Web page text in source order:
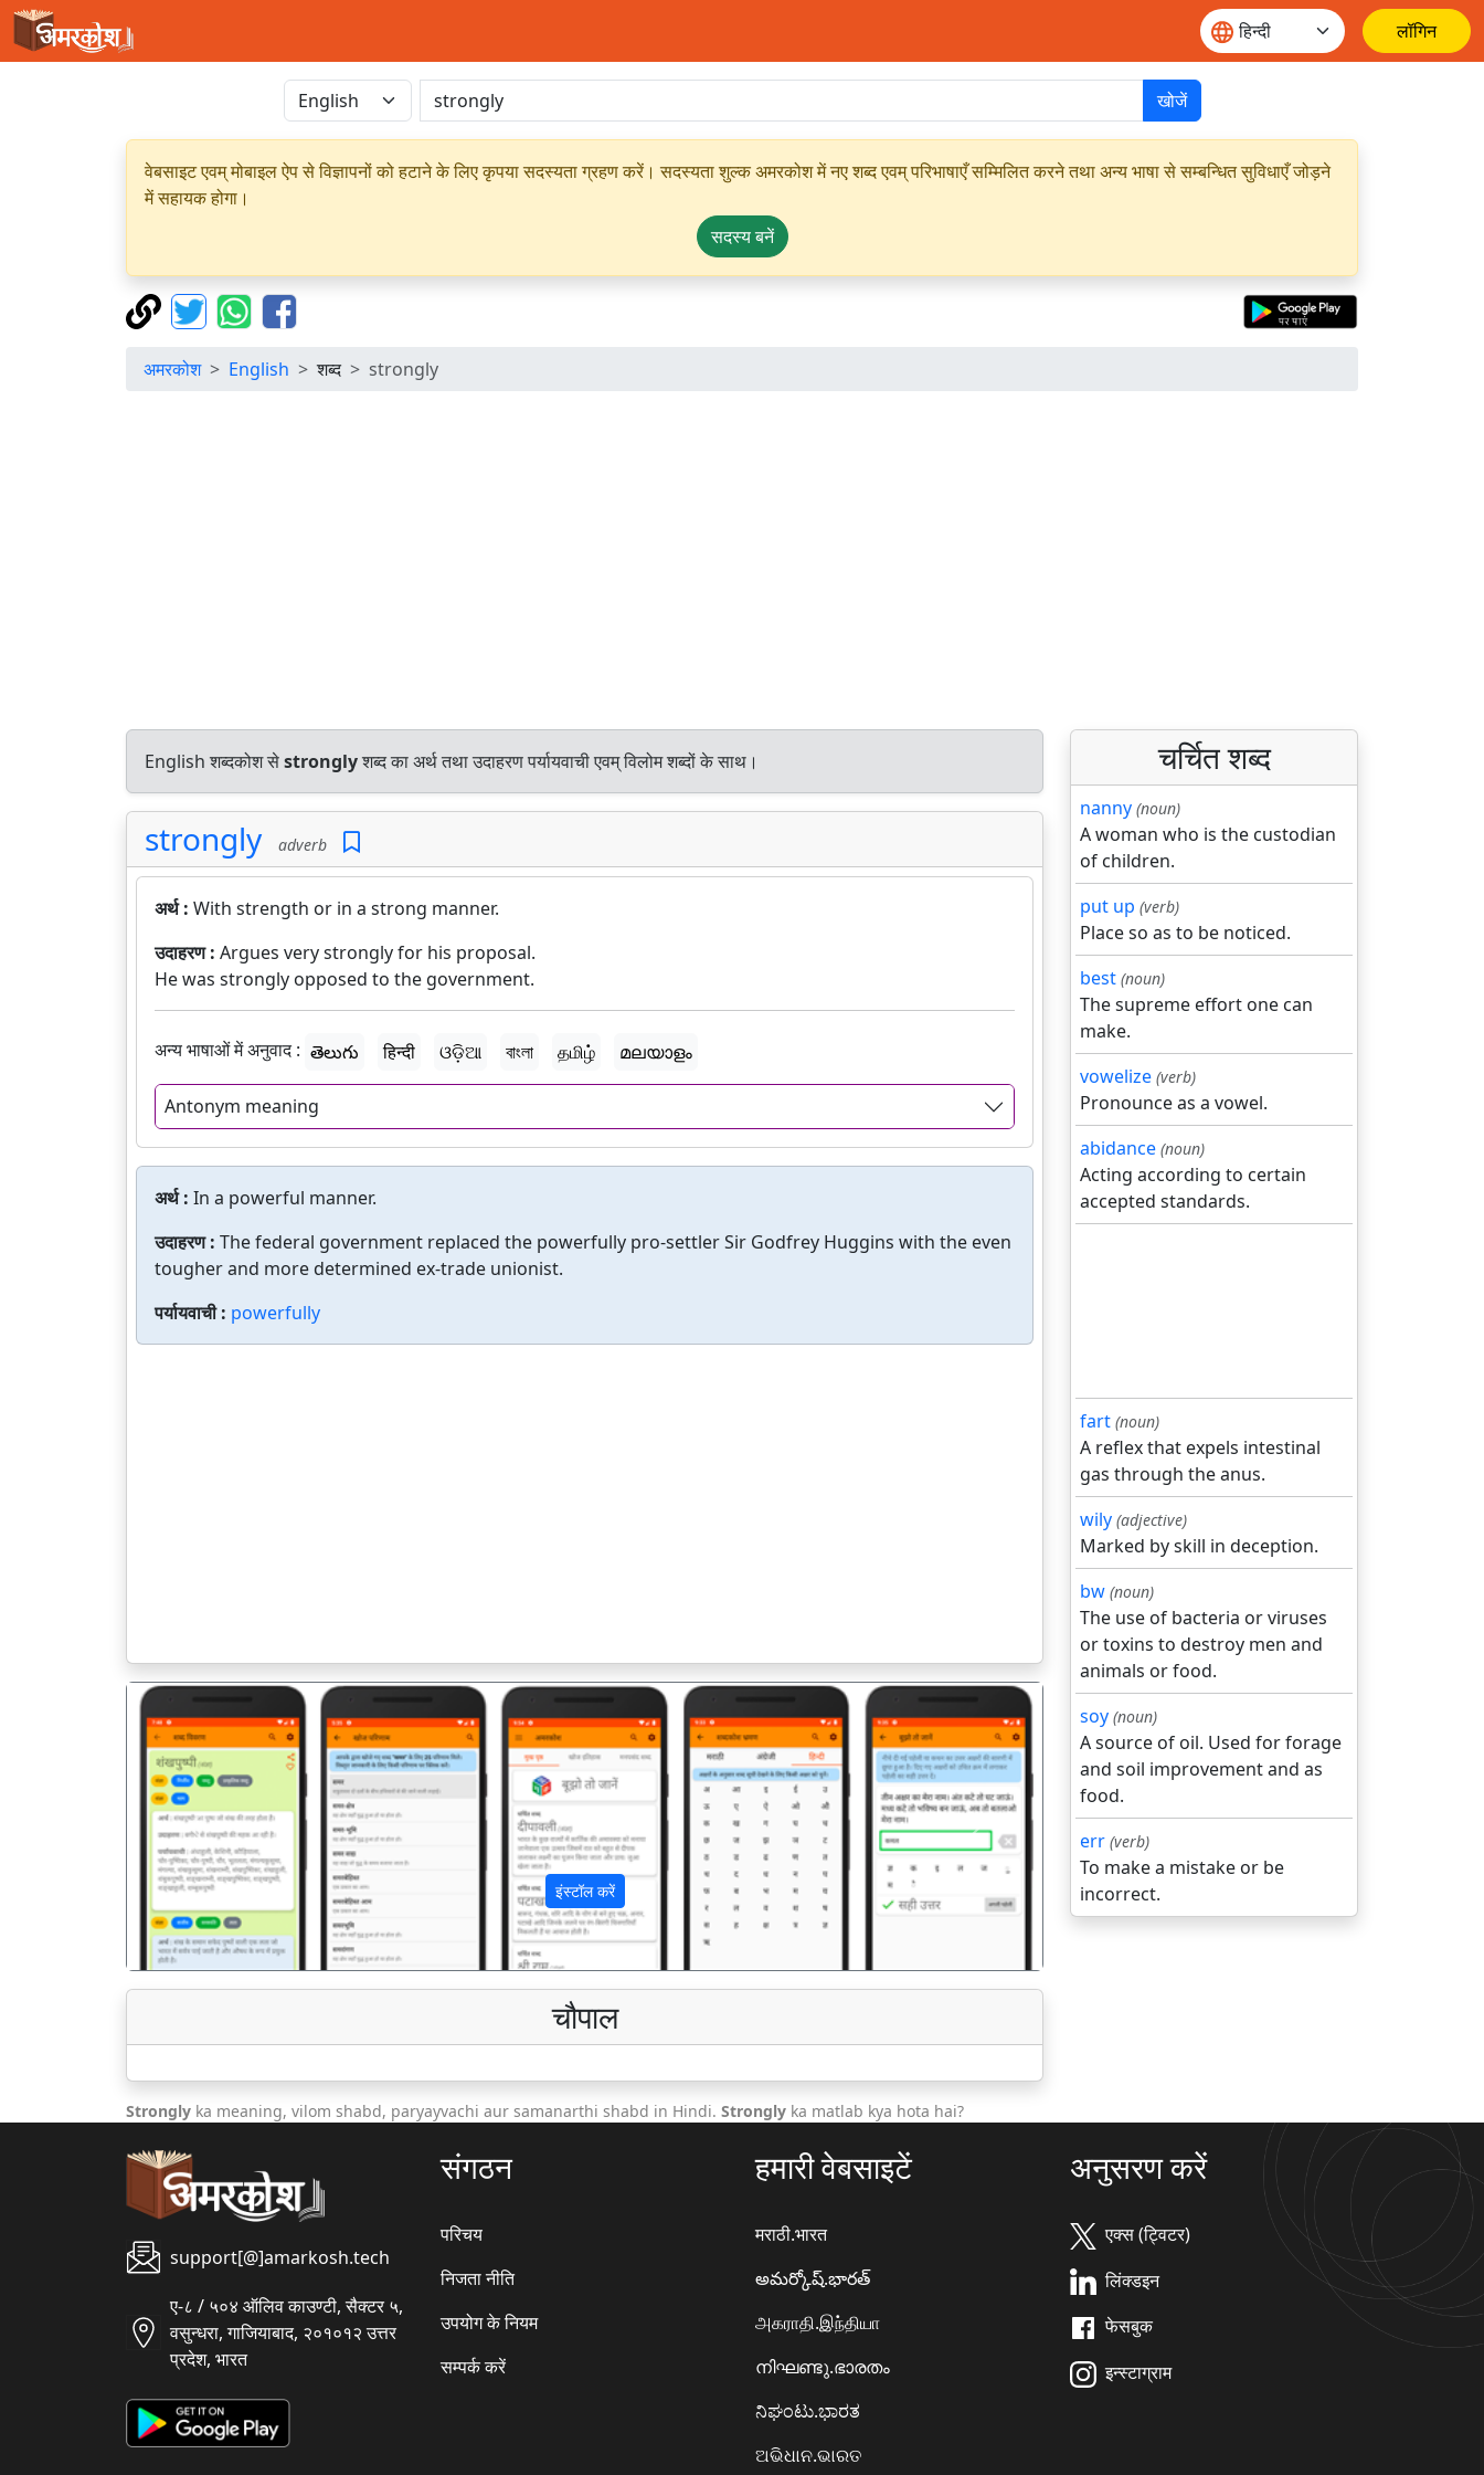
लॉगिन
खोजें
वेबसाइट एवम् मोबाइल ऐप से विज्ञापनों को हटाने के लिए कृपया सदस्यता ग्रहण करें। सदस्यता शुल्क अमरकोश में नए शब्द एवम् परिभाषाएँ सम्मिलित करने तथा अन्य भाषा से सम्बन्धित सुविधाएँ जोड़ने
में सहायक होगा।
सदस्य बनें
अमरकोश English शब्द strongly
English शब्दकोश सेstronglyशब्द का अर्थ तथा उदाहरण पर्यायवाची एवम् विलोम शब्दों के साथ।
strongly adverb
अर्थ : With strength or in a strong manner.
उदाहरण : Argues very strongly for his proposal.
He was strongly opposed to the government.
अन्य भाषाओं में अनुवाद : తెలుగు हिन्दी ଓଡ଼ିଆ বাংলা தமிழ் മലയാളം
Antonym meaning
अर्थ : In a powerful manner.
उदाहरण : The federal government replaced the powerfully pro-settler Sir Godfrey Huggins with the even
tougher and more determined ex-trade unionist.
पर्यायवाची : powerfully
इंस्टॉल करें
पिछला अगला
चौपाल
चर्चित शब्द
nanny (noun)
A woman who is the custodian
of children.
put up (verb)
Place so as to be noticed.
best (noun)
The supreme effort one can
make.
vowelize (verb)
Pronounce as a vowel.
abidance (noun)
Acting according to certain
accepted standards.
fart (noun)
A reflex that expels intestinal
gas through the anus.
wily (adjective)
Marked by skill in deception.
bw (noun)
The use of bacteria or viruses
or toxins to destroy men and
animals or food.
soy (noun)
A source of oil. Used for forage
and soil improvement and as
food.
err (verb)
To make a mistake or be
incorrect.
Strongly ka meaning, vilom shabd, paryayvachi aur samanarthi shabd in Hindi. Strongly ka matlab kya hota hai?
support[@]amarkosh.tech
ए-८ / ५०४ ऑलिव काउण्टी, सैक्टर ५,
वसुन्धरा, गाजियाबाद, २०१०१२ उत्तर
प्रदेश, भारत
संगठन
परिचय
निजता नीति
उपयोग के नियम
सम्पर्क करें
हमारी वेबसाइटें
मराठी.भारत
అమర్కోష్.భారత్
அகராதி.இந்தியா
നിഘണ്ടു.ഭാരതം
ನಿಘಂಟು.ಭಾರತ
ଅଭିଧାନ.ଭାରତ
अनुसरण करें
एक्स (ट्विटर)
लिंक्डइन
फेसबुक
इन्स्टाग्राम